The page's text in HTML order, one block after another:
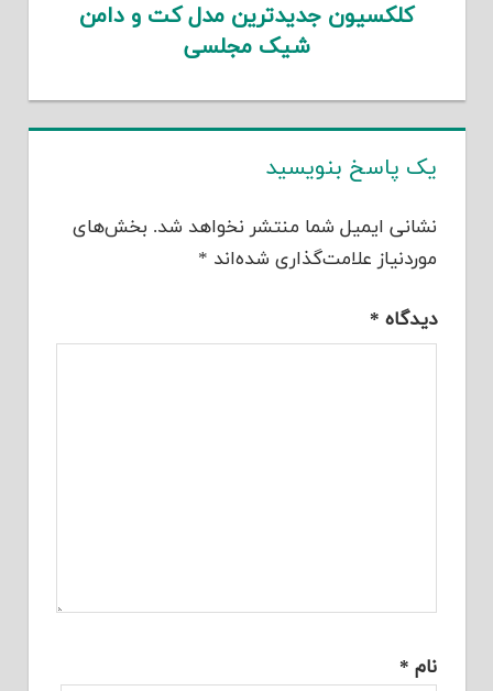
کلکسیون جدیدترین مدل کت و دامن
شیک مجلسی
یک پاسخ بنویسید
نشانی ایمیل شما منتشر نخواهد شد. بخش‌های
موردنیاز علامت‌گذاری شده‌اند *
دیدگاه *
نام *